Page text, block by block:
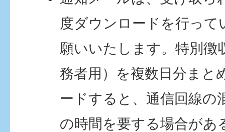
度ダウンロードを行っ
願いいたします。特別徴
務者用）を複数日分まと
ードすると、通信回線の
の時間を要する場合があ